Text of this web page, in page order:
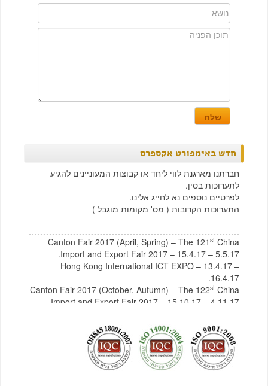
חדש באימפורט אקספרס
חברתנו מארגנת לווי ליחד או קבוצות המעוניינים להגיע
לתערוכות בסין.
לפרטיים נוספים נא לחייג אלינו.
התערוכות הקרובות ( מס' מקומות מוגבל )
Canton Fair 2017 (April, Spring) – The 121 stChina
Import and Export Fair 2017 – 15.4.17 – 5.5.17.
Hong Kong International ICT EXPO – 13.4.17 –
16.4.17.
Canton Fair 2017 (October, Autumn) – The 122 stChina
Import and Export Fair 2017 – 15.10.17 – 4.11.17
לצפייה בקטלוג רהיטים מסיןלחץ כאן